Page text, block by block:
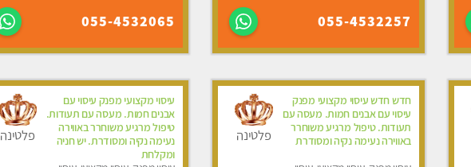
055-4532257
055-4532065
חדש חדש עיסוי מקצועי מפנק
עיסוי עם אבנים חמות. מעסה עם
תעודות. טיפול מרגיע משוחרר
באווירה נעימה נקיה ומסודרת
פלטינה
עיסוי מקצועי מפנק עיסוי עם
אבנים חמות. מעסה עם תעודות.
טיפול מרגיע משוחרר באווירה
נעימה נקיה ומסודרת. יש חניה
ומקלחת
פלטינה